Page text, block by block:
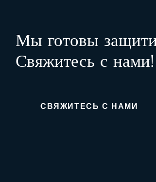
Мы готовы
Свяжитесь с нами!
СВЯЖИТЕСЬ С НАМИ